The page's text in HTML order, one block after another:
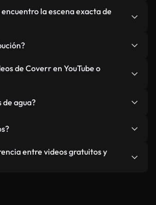
etiquetado.
nuestras versiones optimizadas
específicamente para uso de
LCP.
encuentro la escena exacta de
la escena, como "Azul al
IA la generará en segundos
estándares.
Todos los vídeos en nuestra
free, aunque siempre se
de Coverr en YouTube o
siempre que no se
de agua?
metraje limpio y listo para usar en
recortar o mezclar nuestros
de que el producto final no
entre videos gratuitos y